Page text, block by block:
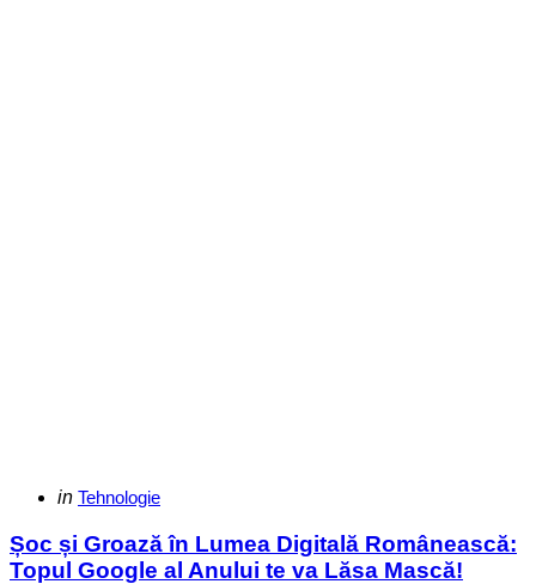
Categories
Posted
in Tehnologie
Șoc și Groază în Lumea Digitală Românească:
Topul Google al Anului te va Lăsa Mască!